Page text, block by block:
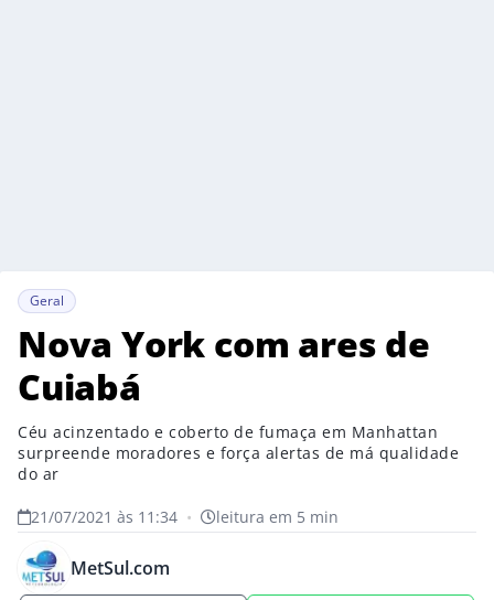
Geral
Nova York com ares de
Cuiabá
Céu acinzentado e coberto de fumaça em Manhattan
surpreende moradores e força alertas de má qualidade
do ar
21/07/2021 às 11:34 • leitura em 5 min
MetSul.com